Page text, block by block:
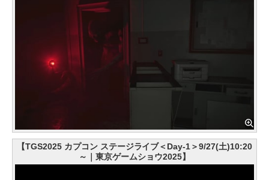
【TGS2025 カプコン ステージライブ＜Day-1＞9/27(土)10:20
～｜東京ゲームショウ2025】